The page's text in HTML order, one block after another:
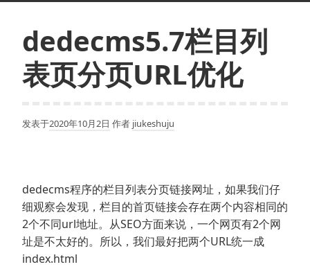
dedecms5.7栏目列
表页分页URL优化
发表于2020年10月2日 作者 jiukeshuju
dedecms程序的栏目列表分页链接网址，如果我们仔
细观察会发现，栏目的首页链接会存在两个内容相同的
2个不同url地址。从SEO方面来说，一个网页有2个网
址是不太好的。所以，我们最好把两个URL统一成
index.html